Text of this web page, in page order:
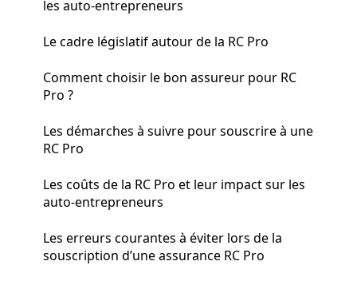
les auto-entrepreneurs
Le cadre législatif autour de la RC Pro
Comment choisir le bon assureur pour RC
Pro ?
Les démarches à suivre pour souscrire à une
RC Pro
Les coûts de la RC Pro et leur impact sur les
auto-entrepreneurs
Les erreurs courantes à éviter lors de la
souscription d’une assurance RC Pro